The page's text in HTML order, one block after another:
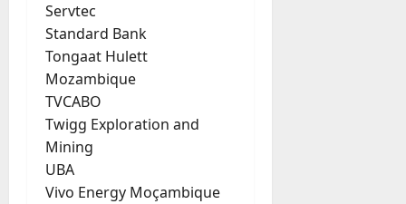
Servtec
Standard Bank
Tongaat Hulett
Mozambique
TVCABO
Twigg Exploration and
Mining
UBA
Vivo Energy Moçambique